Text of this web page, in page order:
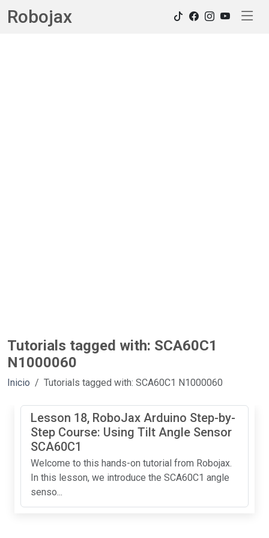
Robojax
Tutorials tagged with: SCA60C1
N1000060
Inicio Tutorials tagged with: SCA60C1 N1000060
Lesson 18, RoboJax Arduino Step-by-
Step Course: Using Tilt Angle Sensor
SCA60C1
Welcome to this hands-on tutorial from Robojax.
In this lesson, we introduce the SCA60C1 angle
senso...